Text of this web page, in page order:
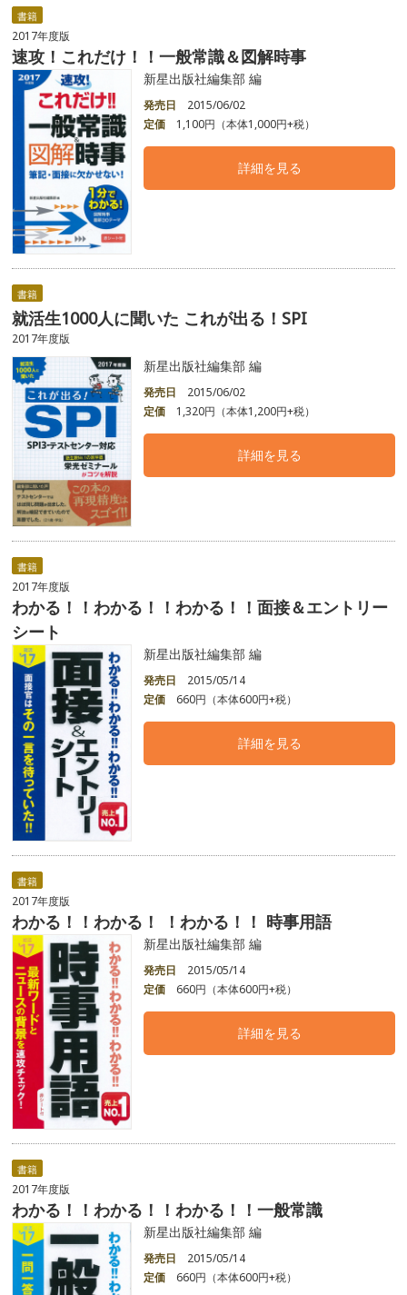
書籍
2017年度版
速攻！これだけ！！一般常識＆図解時事
新星出版社編集部 編
発売日
2015/06/02
定価
1,100円（本体1,000円+税）
詳細を見る
書籍
就活生1000人に聞いた これが出る！SPI
2017年度版
新星出版社編集部 編
発売日
2015/06/02
定価
1,320円（本体1,200円+税）
詳細を見る
書籍
2017年度版
わかる！！わかる！！わかる！！面接＆エントリー
シート
新星出版社編集部 編
発売日
2015/05/14
定価
660円（本体600円+税）
詳細を見る
書籍
2017年度版
わかる！！わかる！ ！わかる！！ 時事用語
新星出版社編集部 編
発売日
2015/05/14
定価
660円（本体600円+税）
詳細を見る
書籍
2017年度版
わかる！！わかる！！わかる！！一般常識
新星出版社編集部 編
発売日
2015/05/14
定価
660円（本体600円+税）